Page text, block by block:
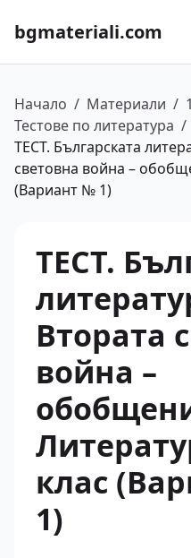
bgmateriali.com
Начало / Материали /
Тестове по литература /
ТЕСТ. Българската
световна война –
(Вариант № 1)
ТЕСТ.
Втората
война –
клас
1)